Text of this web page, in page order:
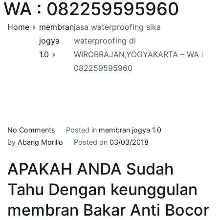
WA : 082259595960
Home
membran
jogya
1.0
jasa waterproofing sika
waterproofing di
WIROBRAJAN,YOGYAKARTA – WA :
082259595960
No Comments
jasa
sika
di
WIROBRAJAN,YOGYAKARTA
–
Posted in membran jogya 1.0
By Abang Morillo Posted on 03/03/2018
APAKAH ANDA Sudah
Tahu Dengan keunggulan
membran Bakar Anti Bocor